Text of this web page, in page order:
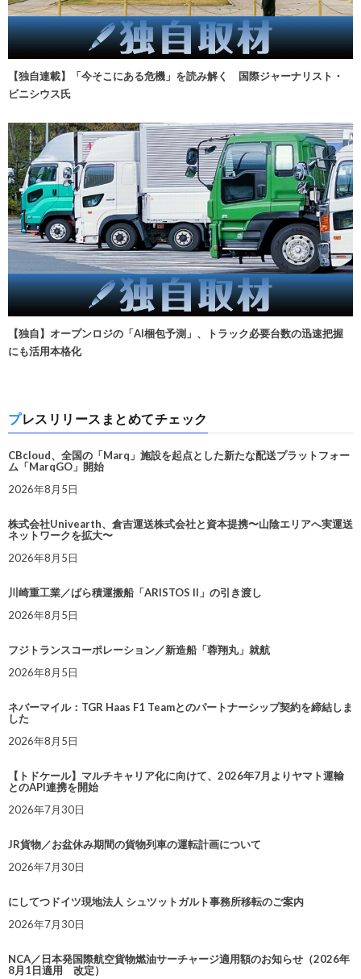
【独自連載】「今そこにある危機」を読み解く 国際ジャーナリスト・
ビニシウス氏
【独自】オープンロジの「AI梱包予測」、トラック必要台数の迅速把握
にも活用本格化
プレスリリースまとめてチェック
CBcloud、全国の「Marq」施設を起点とした新たな配送プラットフォー
ム「MarqGO」開始
2026年8月5日
株式会社Univearth、倉吉運送株式会社と資本提携〜山陰エリアへ実運送
ネットワークを拡大〜
2026年8月5日
川崎重工業／ばら積運搬船「ARISTOS II」の引き渡し
2026年8月5日
フジトランスコーポレーション／新造船「蓉翔丸」就航
2026年8月5日
ネバーマイル：TGR Haas F1 Teamとのパートナーシップ契約を締結しま
した
2026年8月5日
【トドケール】マルチキャリア化に向けて、2026年7月よりヤマト運輸
とのAPI連携を開始
2026年7月30日
JR貨物／お盆休み期間の貨物列車の運転計画について
2026年7月30日
にしてつドイツ現地法人 シュツットガルト事務所移転のご案内
2026年7月30日
NCA／日本発国際航空貨物燃油サーチャージ適用額のお知らせ（2026年
8月1日適用 改定）